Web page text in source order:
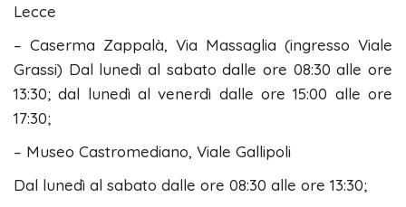
Lecce
– Caserma Zappalà, Via Massaglia (ingresso Viale
Grassi) Dal lunedì al sabato dalle ore 08:30 alle ore
13:30; dal lunedì al venerdì dalle ore 15:00 alle ore
17:30;
– Museo Castromediano, Viale Gallipoli
Dal lunedì al sabato dalle ore 08:30 alle ore 13:30;